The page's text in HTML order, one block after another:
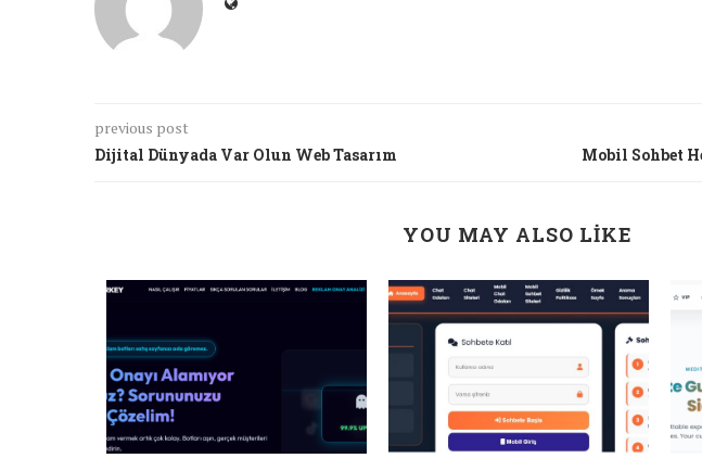
previous post
Dijital Dünyada Var Olun Web Tasarım
Mobil Sohbet
YOU MAY ALSO LIKE